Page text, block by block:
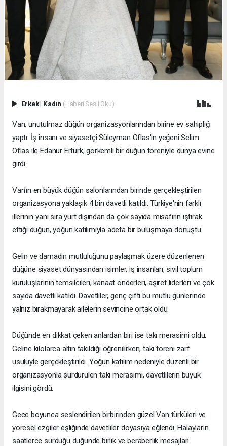
Erkek| Kadın (Haberi Sesli Oku)
Van, unutulmaz düğün organizasyonlarından birine ev sahipliği
yaptı. İş insanı ve siyasetçi Süleyman Oflas'ın yeğeni Selim
Oflas ile Edanur Ertürk, görkemli bir düğün töreniyle dünya evine
girdi.
Van'ın en büyük düğün salonlarından birinde gerçekleştirilen
organizasyona yaklaşık 4 bin davetli katıldı. Türkiye'nin farklı
illerinin yanı sıra yurt dışından da çok sayıda misafirin iştirak
ettiği düğün, yoğun katılımıyla adeta bir buluşmaya dönüştü.
Gelin ve damadın mutluluğunu paylaşmak üzere düzenlenen
düğüne siyaset dünyasından isimler, iş insanları, sivil toplum
kuruluşlarının temsilcileri, kanaat önderleri, aşiret liderleri ve çok
sayıda davetli katıldı. Davetliler, genç çifti bu mutlu günlerinde
yalnız bırakmayarak ailelerin sevincine ortak oldu.
Düğünde en dikkat çeken anlardan biri ise takı merasimi oldu.
Geline kilolarca altın takıldığı öğrenilirken, takı töreni zarf
usulüyle gerçekleştirildi. Yoğun katılım nedeniyle düzenli bir
organizasyonla sürdürülen takı merasimi, davetlilerin büyük
ilgisini gördü.
Gece boyunca seslendirilen birbirinden güzel Van türküleri ve
yöresel ezgiler eşliğinde davetliler doyasıya eğlendi. Halayların
saatlerce sürdüğü düğünde birlik ve beraberlik mesajları